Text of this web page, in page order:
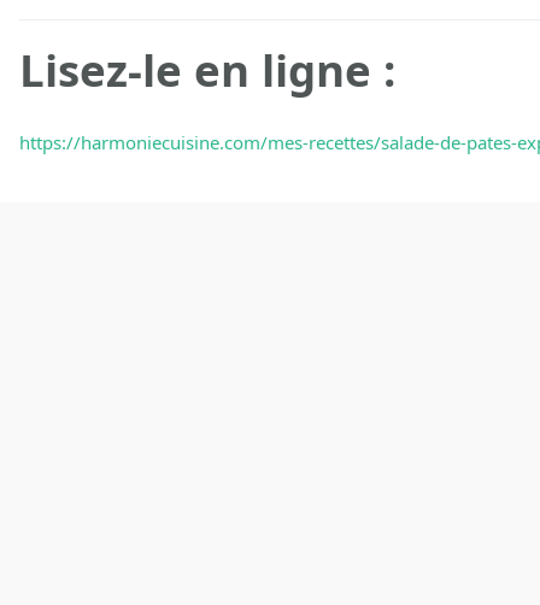
Lisez-le en ligne :
https://harmoniecuisine.com/mes-recettes/salade-de-pates-